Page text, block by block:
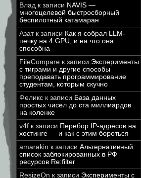
Влад к записи NAVIS —
многоцелевой быстросборный
беспилотный катамаран
Азатк записи Как я собрал LLM-
печку на 4 GPU, и на что она
способна
FileCompare к записи Эксперименты
с тиграми и другие способы
преподавать программирование
студентам, которым скучно
Феликс к записи База данных
простых чисел до ста миллиардов
на коленке
v4f к записи Перебор IP-адресов на
хостинге — и как с этим бороться
amarakin к записи Альтернативный
список заблокированных в РФ
ресурсов Re:filter
ResizeOn к записи Эксперименты с